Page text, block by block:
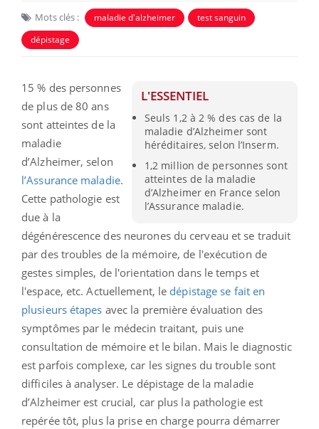
Mots clés : maladie d'alzheimer
test sanguin
dépistage
L'ESSENTIEL
Seuls 1,2 à 2 % des cas de la
maladie d’Alzheimer sont
héréditaires, selon l’Inserm.
1,2 million de personnes sont
atteintes de la maladie
d’Alzheimer en France selon
l’Assurance maladie.
15 % des personnes
de plus de 80 ans
sont atteintes de la
maladie
d’Alzheimer, selon
l’Assurance maladie.
Cette pathologie est
due à la
dégénérescence des neurones du cerveau et se traduit
par des troubles de la mémoire, de l'exécution de
gestes simples, de l'orientation dans le temps et
l'espace, etc. Actuellement, le dépistage se fait en
plusieurs étapes avec la première évaluation des
symptômes par le médecin traitant, puis une
consultation de mémoire et le bilan. Mais le diagnostic
est parfois complexe, car les signes du trouble sont
difficiles à analyser. Le dépistage de la maladie
d’Alzheimer est crucial, car plus la pathologie est
repérée tôt, plus la prise en charge pourra démarrer